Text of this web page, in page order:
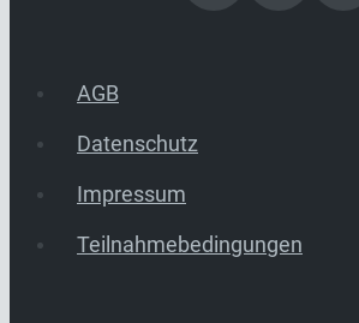
AGB
Datenschutz
Impressum
Teilnahmebedingungen